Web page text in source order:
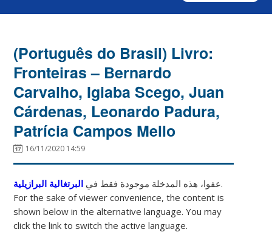
(Português do Brasil) Livro:
Fronteiras – Bernardo
Carvalho, Igiaba Scego, Juan
Cárdenas, Leonardo Padura,
Patrícia Campos Mello
16/11/2020 14:59
عفوا، هذه المدخلة موجودة فقط في البرتغالية البرازيلية
.
For the sake of viewer convenience, the content is
shown below in the alternative language. You may
click the link to switch the active language.